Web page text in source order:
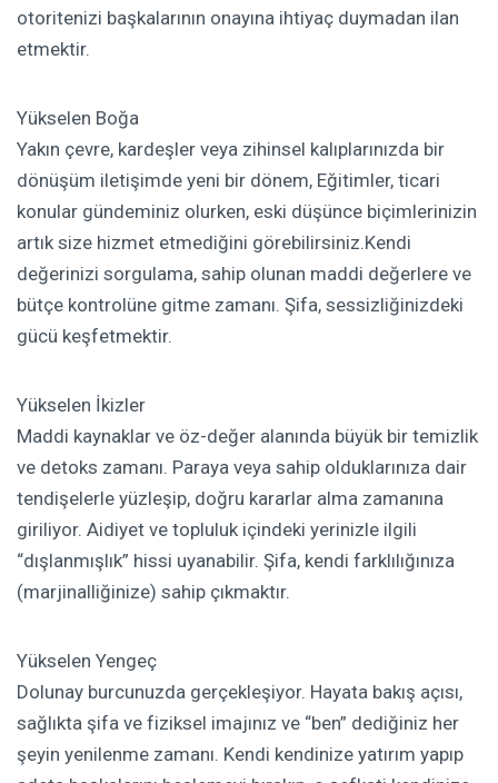
otoritenizi başkalarının onayına ihtiyaç duymadan ilan
etmektir.
Yükselen Boğa
Yakın çevre, kardeşler veya zihinsel kalıplarınızda bir
dönüşüm iletişimde yeni bir dönem, Eğitimler, ticari
konular gündeminiz olurken, eski düşünce biçimlerinizin
artık size hizmet etmediğini görebilirsiniz.Kendi
değerinizi sorgulama, sahip olunan maddi değerlere ve
bütçe kontrolüne gitme zamanı. Şifa, sessizliğinizdeki
gücü keşfetmektir.
Yükselen İkizler
Maddi kaynaklar ve öz-değer alanında büyük bir temizlik
ve detoks zamanı. Paraya veya sahip olduklarınıza dair
tendişelerle yüzleşip, doğru kararlar alma zamanına
giriliyor. Aidiyet ve topluluk içindeki yerinizle ilgili
“dışlanmışlık” hissi uyanabilir. Şifa, kendi farklılığınıza
(marjinalliğinize) sahip çıkmaktır.
Yükselen Yengeç
Dolunay burcunuzda gerçekleşiyor. Hayata bakış açısı,
sağlıkta şifa ve fiziksel imajınız ve “ben” dediğiniz her
şeyin yenilenme zamanı. Kendi kendinize yatırım yapıp